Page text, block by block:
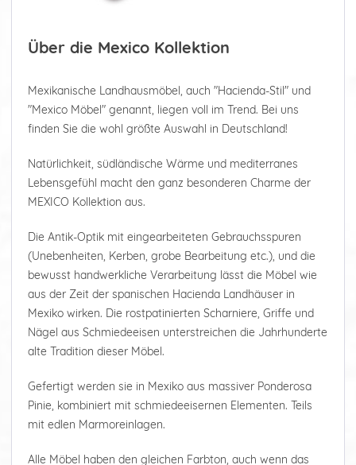
Über die Mexico Kollektion
Mexikanische Landhausmöbel, auch "Hacienda-Stil" und
"Mexico Möbel" genannt, liegen voll im Trend. Bei uns
finden Sie die wohl größte Auswahl in Deutschland!
Natürlichkeit, südländische Wärme und mediterranes
Lebensgefühl macht den ganz besonderen Charme der
MEXICO Kollektion aus.
Die Antik-Optik mit eingearbeiteten Gebrauchsspuren
(Unebenheiten, Kerben, grobe Bearbeitung etc.), und die
bewusst handwerkliche Verarbeitung lässt die Möbel wie
aus der Zeit der spanischen Hacienda Landhäuser in
Mexiko wirken. Die rostpatinierten Scharniere, Griffe und
Nägel aus Schmiedeeisen unterstreichen die Jahrhunderte
alte Tradition dieser Möbel.
Gefertigt werden sie in Mexiko aus massiver Ponderosa
Pinie, kombiniert mit schmiedeeisernen Elementen. Teils
mit edlen Marmoreinlagen.
Alle Möbel haben den gleichen Farbton, auch wenn das